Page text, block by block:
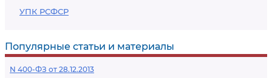
УПК РСФСР
Популярные статьи и материалы
N 400-ФЗ от 28.12.2013